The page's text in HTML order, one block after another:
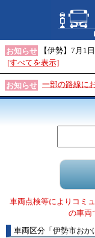
お知らせ
【伊勢】7月1
[すべてを表示]
お知らせ 一部の路線に
車両点検等によりコミ
の車両
車両区分 「 伊勢市おか